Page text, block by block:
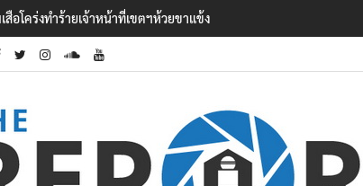
รวมตัวคัดค้าน ‘มิน ออง ไลง์’ เยือนไทย ขึงป้าย ‘ไม่